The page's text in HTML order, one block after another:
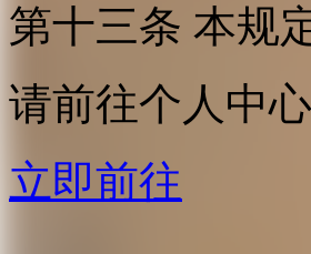
第十三条 本规
请前往个人中
立即前往